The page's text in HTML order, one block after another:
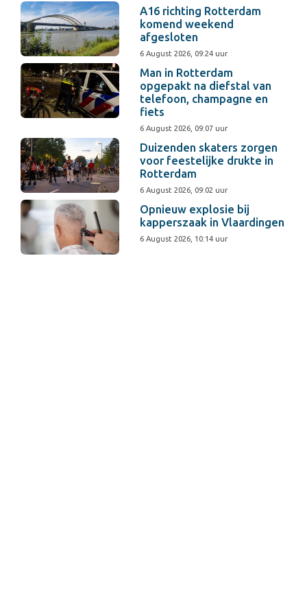
A16 richting Rotterdam
komend weekend
afgesloten
6 August 2026, 09:24 uur
Man in Rotterdam
opgepakt na diefstal van
telefoon, champagne en
fiets
6 August 2026, 09:07 uur
Duizenden skaters zorgen
voor feestelijke drukte in
Rotterdam
6 August 2026, 09:02 uur
Opnieuw explosie bij
kapperszaak in Vlaardingen
6 August 2026, 10:14 uur